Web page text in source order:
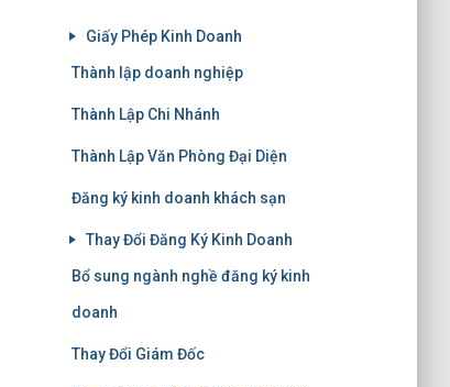
Giấy Phép Kinh Doanh
Thành lập doanh nghiệp
Thành Lập Chi Nhánh
Thành Lập Văn Phòng Đại Diện
Đăng ký kinh doanh khách sạn
Thay Đổi Đăng Ký Kinh Doanh
Bổ sung ngành nghề đăng ký kinh
doanh
Thay Đổi Giám Đốc